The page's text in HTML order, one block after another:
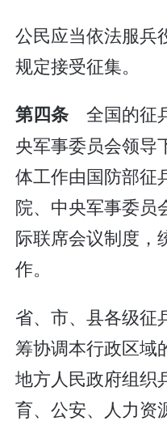
公民应当依法服兵
规定接受征集。
第四条 全国的征
央军事委员会领导
体工作由国防部征
院、中央军事委员
际联席会议制度，
作。
省、市、县各级征
筹协调本行政区域
地方人民政府组织
育、公安、人力资